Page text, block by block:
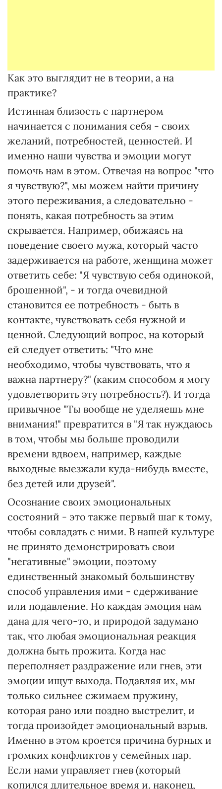
Как это выглядит не в теории, а на
практике?
Истинная близость с партнером
начинается с понимания себя - своих
желаний, потребностей, ценностей. И
именно наши чувства и эмоции могут
помочь нам в этом. Отвечая на вопрос "что
я чувствую?", мы можем найти причину
этого переживания, а следовательно -
понять, какая потребность за этим
скрывается. Например, обижаясь на
поведение своего мужа, который часто
задерживается на работе, женщина может
ответить себе: "Я чувствую себя одинокой,
брошенной", - и тогда очевидной
становится ее потребность - быть в
контакте, чувствовать себя нужной и
ценной. Следующий вопрос, на который
ей следует ответить: "Что мне
необходимо, чтобы чувствовать, что я
важна партнеру?" (каким способом я могу
удовлетворить эту потребность?). И тогда
привычное "Ты вообще не уделяешь мне
внимания!" превратится в "Я так нуждаюсь
в том, чтобы мы больше проводили
времени вдвоем, например, каждые
выходные выезжали куда-нибудь вместе,
без детей или друзей".
Осознание своих эмоциональных
состояний - это также первый шаг к тому,
чтобы совладать с ними. В нашей культуре
не принято демонстрировать свои
"негативные" эмоции, поэтому
единственный знакомый большинству
способ управления ими - сдерживание
или подавление. Но каждая эмоция нам
дана для чего-то, и природой задумано
так, что любая эмоциональная реакция
должна быть прожита. Когда нас
переполняет раздражение или гнев, эти
эмоции ищут выхода. Подавляя их, мы
только сильнее сжимаем пружину,
которая рано или поздно выстрелит, и
тогда произойдет эмоциональный взрыв.
Именно в этом кроется причина бурных и
громких конфликтов у семейных пар.
Если нами управляет гнев (который
копился длительное время и, наконец,